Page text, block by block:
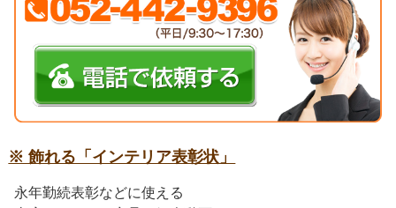
※ 飾れる「インテリア表彰状」
永年勤続表彰などに使える